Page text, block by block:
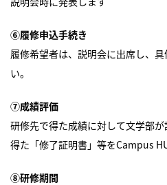
⑥履修申込手続き
履修希望者は、説明会に出席し、
い。
⑦成績評価
研修先で得た成績に対して文学部
得た「修了証明書」等をCampus
⑧研修期間